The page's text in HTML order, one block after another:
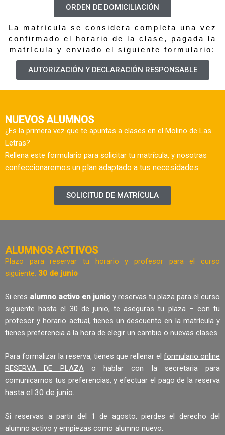
ORDEN DE DOMICILIACIÓN
La matrícula se considera completa una vez
confirmado el horario de la clase, pagada la
matrícula y enviado el siguiente formulario:
AUTORIZACIÓN Y DECLARACIÓN RESPONSABLE
NUEVOS ALUMNOS
¿Es la primera vez que te apuntas a clases en el Molino de Las
Letras?
Rellena este formulario para solicitar tu matrícula, y nosotras
confeccionaremos un plan adaptado a tus necesidades.
SOLICITUD DE MATRÍCULA
ALUMNOS ACTIVOS
Plazo para reservar tu horario y profesor para el curso
siguiente: 30 de junio
Si eres alumno activo en junio y reservas tu plaza para el curso
siguiente hasta el 30 de junio, te aseguras tu plaza – con tu
profesor y horario actual, tienes un descuento en la matrícula y
tienes preferencia a la hora de elegir un cambio o nuevas clases.
Para formalizar la reserva, tienes que rellenar el formulario online
RESERVA DE PLAZAo hablar con la secretaria para
comunicarnos tus preferencias, y efectuar el pago de la reserva
hasta el 30 de junio.
Si reservas a partir del 1 de agosto, pierdes el derecho del
alumno activo y empiezas como alumno nuevo.